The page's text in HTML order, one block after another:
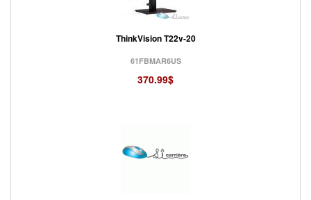
ThinkVision T22v-20
61FBMAR6US
370.99$